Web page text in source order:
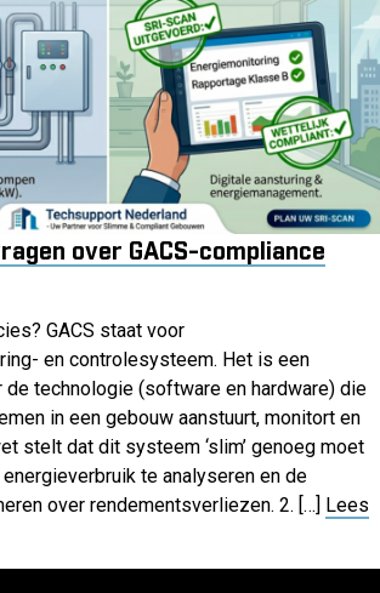
over GACS-compliance
GACS staat voor
en controlesysteem. Het is een
de technologie (software en hardware) die
in een gebouw aanstuurt, monitort en
stelt dat dit systeem ‘slim’ genoeg moet
te analyseren en de
over rendementsverliezen. 2. […] Lees